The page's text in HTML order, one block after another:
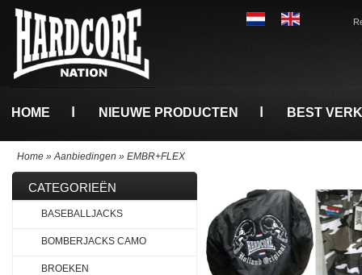
HOME NIEUWE PRODUCTEN BEST
Home »Aanbiedingen » EMBR+FLEX
CATEGORIEËN
BASEBALLJACKS
BOMBERJACKS CAMO
BROEKEN